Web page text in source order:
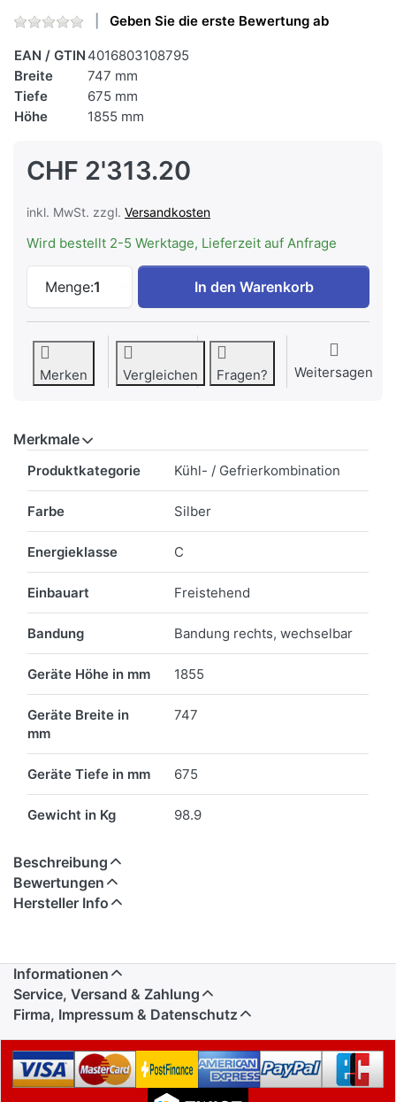
Geben Sie die erste Bewertung ab
EAN / GTIN 4016803108795
Breite
747 mm
Tiefe
675 mm
Höhe
1855 mm
CHF 2'313.20
inkl. MwSt. zzgl. Versandkosten
Wird bestellt 2-5 Werktage, Lieferzeit auf Anfrage
Menge:1
LIEBHERR CBNsdc 765i-20 Kühl-
In den Warenkorb
Merken Vergleichen Fragen? Weitersagen
Merkmale
Produktkategorie Kühl- / Gefrierkombination
Farbe Silber
Energieklasse C
Einbauart Freistehend
Bandung Bandung rechts, wechselbar
Geräte Höhe in mm 1855
Geräte Breite in
mm
747
Geräte Tiefe in mm 675
Gewicht in Kg 98.9
Beschreibung
Bewertungen
Hersteller Info
Informationen
Service, Versand & Zahlung
Firma, Impressum & Datenschutz